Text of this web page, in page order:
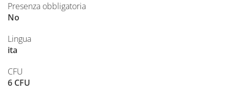
Presenza obbligatoria
No
Lingua
ita
CFU
6 CFU